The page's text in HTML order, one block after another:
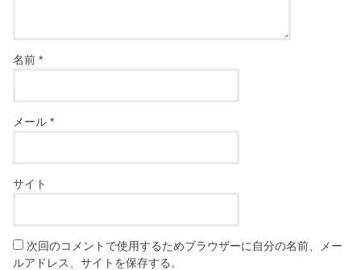
名前*
メール*
サイト
次回のコメントで使用するためブラウザーに自分の名前、メー
ルアドレス、サイトを保存する。